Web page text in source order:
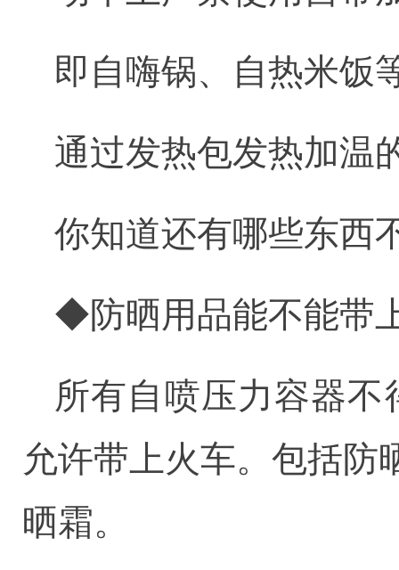
即自嗨锅、自热米饭
通过发热包发热加温
你知道还有哪些东西
◆防晒用品能不能带
所有自喷压力容器
允许带上火车。包括防
晒霜。